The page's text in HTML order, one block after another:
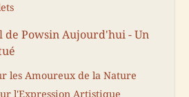
de Powsin Aujourd'hui - Un
les Amoureux de la Nature
l'Expression Artistique